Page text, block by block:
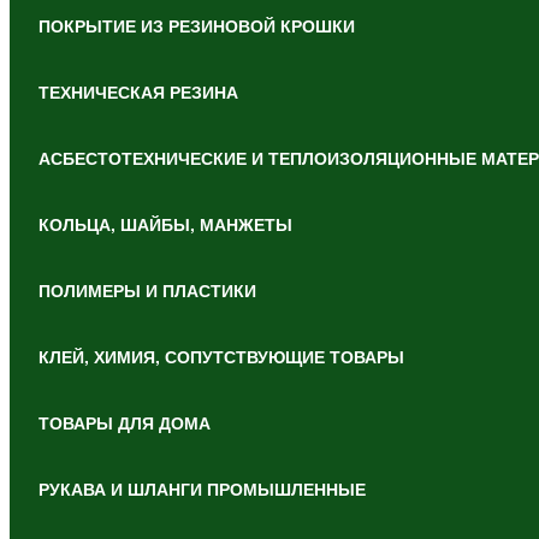
ПОКРЫТИЕ ИЗ РЕЗИНОВОЙ КРОШКИ
ТЕХНИЧЕСКАЯ РЕЗИНА
АСБЕСТОТЕХНИЧЕСКИЕ И ТЕПЛОИЗОЛЯЦИОННЫЕ
КОЛЬЦА, ШАЙБЫ, МАНЖЕТЫ
ПОЛИМЕРЫ И ПЛАСТИКИ
КЛЕЙ, ХИМИЯ, СОПУТСТВУЮЩИЕ ТОВАРЫ
ТОВАРЫ ДЛЯ ДОМА
РУКАВА И ШЛАНГИ ПРОМЫШЛЕННЫЕ